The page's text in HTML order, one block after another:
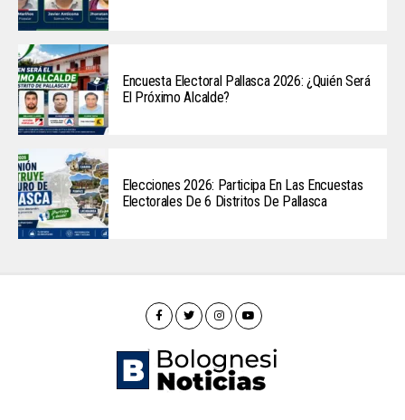
Encuesta Electoral Pallasca 2026: ¿Quién Será
El Próximo Alcalde?
Elecciones 2026: Participa En Las Encuestas
Electorales De 6 Distritos De Pallasca